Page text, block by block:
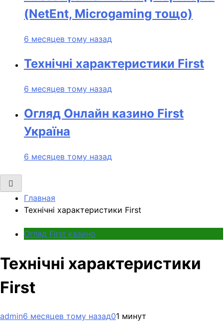
(NetEnt, Microgaming тощо)
6 месяцев тому назад
Технічні характеристики First
6 месяцев тому назад
Огляд Онлайн казино First
Україна
6 месяцев тому назад
Главная
Технічні характеристики First
Огляд First казино
Технічні характеристики
First
admin6 месяцев тому назад01 минут